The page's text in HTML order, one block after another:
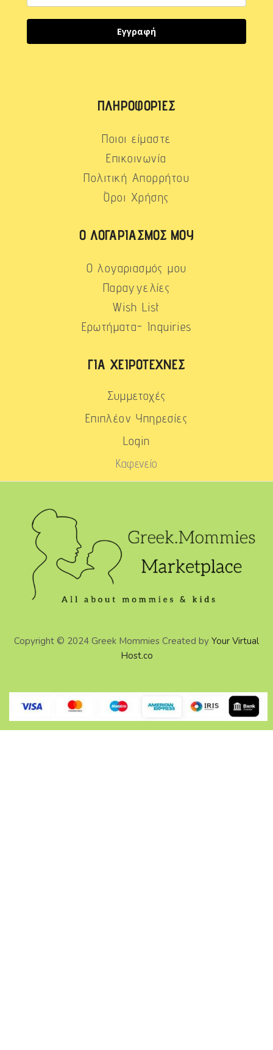
Εγγραφή
ΠΛΗΡΟΦΟΡΊΕΣ
Ποιοι είμαστε
Επικοινωνία
Πολιτική Απορρήτου
Όροι Χρήσης
Ο ΛΟΓΑΡΙΑΣΜΌΣ ΜΟΥ
Ο λογαριασμός μου
Παραγγελίες
Wish List
Ερωτήματα- Inquiries
ΓΙΑ ΧΕΙΡΟΤΈΧΝΕΣ
Συμμετοχές
Επιπλέον Υπηρεσίες
Login
Καφενείο
Copyright © 2024 Greek Mommies Created by Your Virtual
Host.co